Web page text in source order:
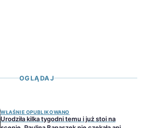
OGLĄDAJ
WŁAŚNIE OPUBLIKOWANO
Urodziła kilka tygodni temu i już stoi na